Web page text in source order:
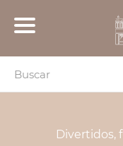
Divertidos,